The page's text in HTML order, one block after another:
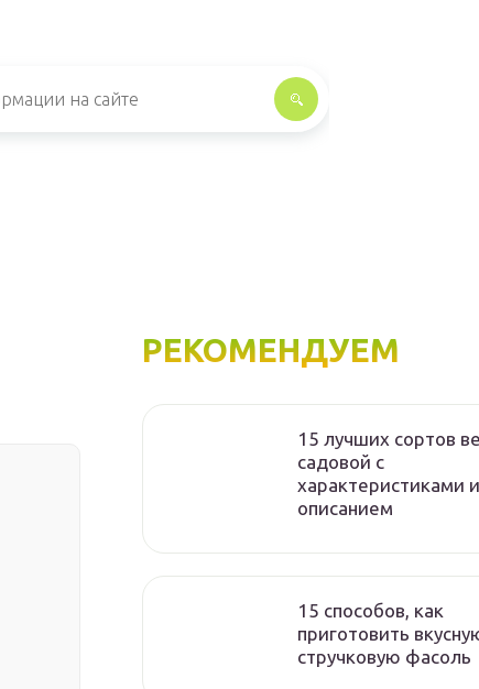
РЕКОМЕНДУЕМ
15 лучших сортов
садовой с
характеристиками и
описанием
15 способов, как
приготовить
стручковую фасоль